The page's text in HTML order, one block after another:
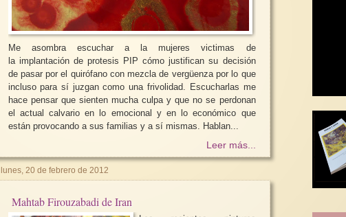
Me asombra escuchar a la mujeres victimas de
la implantación de protesis PIP cómo justifican su decisión
de pasar por el quirófano con mezcla de vergüenza por lo que
incluso para sí juzgan como una frivolidad. Escucharlas me
hace pensar que sienten mucha culpa y que no se perdonan
el actual calvario en lo emocional y en lo económico que
están provocando a sus familias y a sí mismas. Hablan...
Leer más...
lunes, 20 de febrero de 2012
Mahtab Firouzabadi de Iran